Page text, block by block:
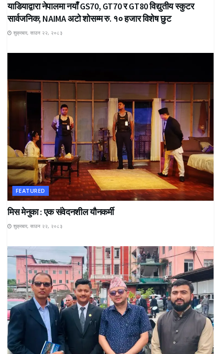
याडियाद्वारा नेपालमा नयाँ GS70, GT70 र GT80 विद्युतीय स्कुटर
सार्वजनिक; NAIMA अटो शोसम्म रु. १० हजार विशेष छुट
शुक्रबार, साउन २२, २०८३
FEATURED
मिस मेनुका : एक संवेदनशील यौनकर्मी
शुक्रबार, साउन २२, २०८३